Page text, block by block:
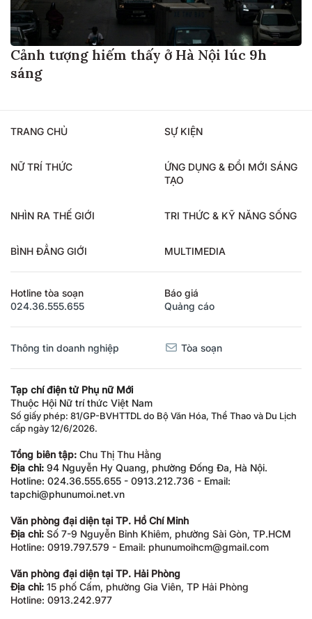
Cảnh tượng hiếm thấy ở Hà Nội lúc 9h
sáng
TRANG CHỦ SỰ KIỆN
NỮ TRÍ THỨC
ỨNG DỤNG & ĐỔI MỚI SÁNG
TẠO
NHÌN RA THẾ GIỚI TRI THỨC & KỸ NĂNG SỐNG
BÌNH ĐẲNG GIỚI MULTIMEDIA
Hotline tòa soạn
024.36.555.655
Báo giá
Quảng cáo
Thông tin doanh nghiệp Tòa soạn
Tạp chí điện tử Phụ nữ Mới
Thuộc Hội Nữ trí thức Việt Nam
Số giấy phép: 81/GP-BVHTTDL do Bộ Văn Hóa, Thể Thao và Du Lịch
cấp ngày 12/6/2026.
Tổng biên tập: Chu Thị Thu Hằng
Địa chỉ: 94 Nguyễn Hy Quang, phường Đống Đa, Hà Nội.
Hotline: 024.36.555.655 - 0913.212.736 - Email:
tapchi@phunumoi.net.vn
Văn phòng đại diện tại TP. Hồ Chí Minh
Địa chỉ: Số 7-9 Nguyễn Bỉnh Khiêm, phường Sài Gòn, TP.HCM
Hotline: 0919.797.579 - Email: phunumoihcm@gmail.com
Văn phòng đại diện tại TP. Hải Phòng
Địa chỉ: 15 phố Cấm, phường Gia Viên, TP Hải Phòng
Hotline: 0913.242.977